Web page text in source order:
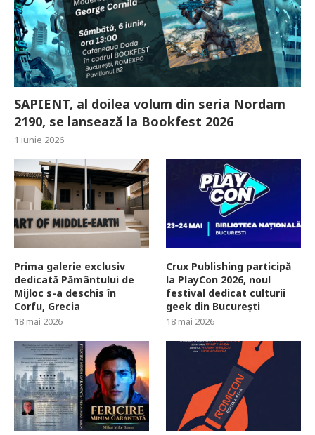
SAPIENT, al doilea volum din seria Nordam
2190, se lansează la Bookfest 2026
1 iunie 2026
Prima galerie exclusiv
dedicată Pământului de
Mijloc s-a deschis în
Corfu, Grecia
18 mai 2026
Crux Publishing participă
la PlayCon 2026, noul
festival dedicat culturii
geek din București
18 mai 2026